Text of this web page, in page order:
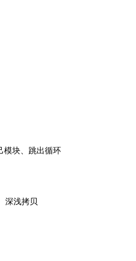
模块、跳出循环
深浅拷贝